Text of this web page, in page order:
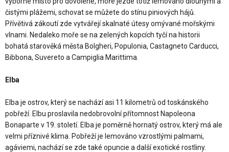
čistými plážemi, schovat se můžete do stínu piniových hájů.
Přívětivá zákoutí zde vytvářejí skalnaté útesy omývané mořskými
vlnami. Nedaleko moře se na zelených kopcích tyčí na historii
bohatá starověká města Bolgheri, Populonia, Castagneto Carducci,
Bibbona, Suvereto a Campiglia Marittima.
Elba
Elba je ostrov, který se nachází asi 11 kilometrů od toskánského
pobřeží. Elbu proslavila nedobrovolní přítomnost Napoleona
Bonaparte v 19. století. Elba je poměrně hornatý ostrov, který má ale
velmi příznivé klima. Pobřeží je lemováno vzrostlými palmami,
agáviemi, nachází se zde také opuncie a další exotické rostliny.